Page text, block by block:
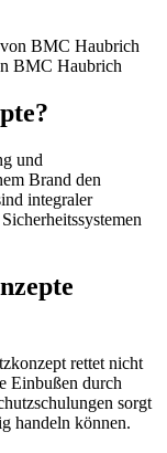
BMC Haubrich
und
Brand den
integraler
rettet nicht
Einbußen durch
sorgt
handeln können.